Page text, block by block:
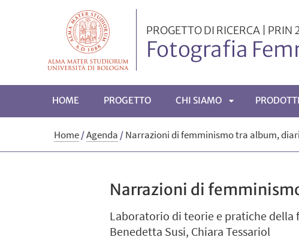
PROGETTO DI RICERCA |
Fotografia
HOME PROGETTO CHI SIAMO
APRI
Home/Agenda /Narrazioni di femminismo tra album,
Narrazioni di
Laboratorio di teorie e pratiche della
Benedetta Susi, Chiara Tessariol